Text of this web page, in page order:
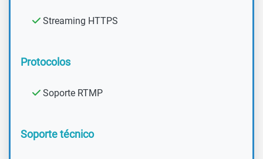
Streaming HTTPS
Protocolos
Soporte RTMP
Soporte técnico